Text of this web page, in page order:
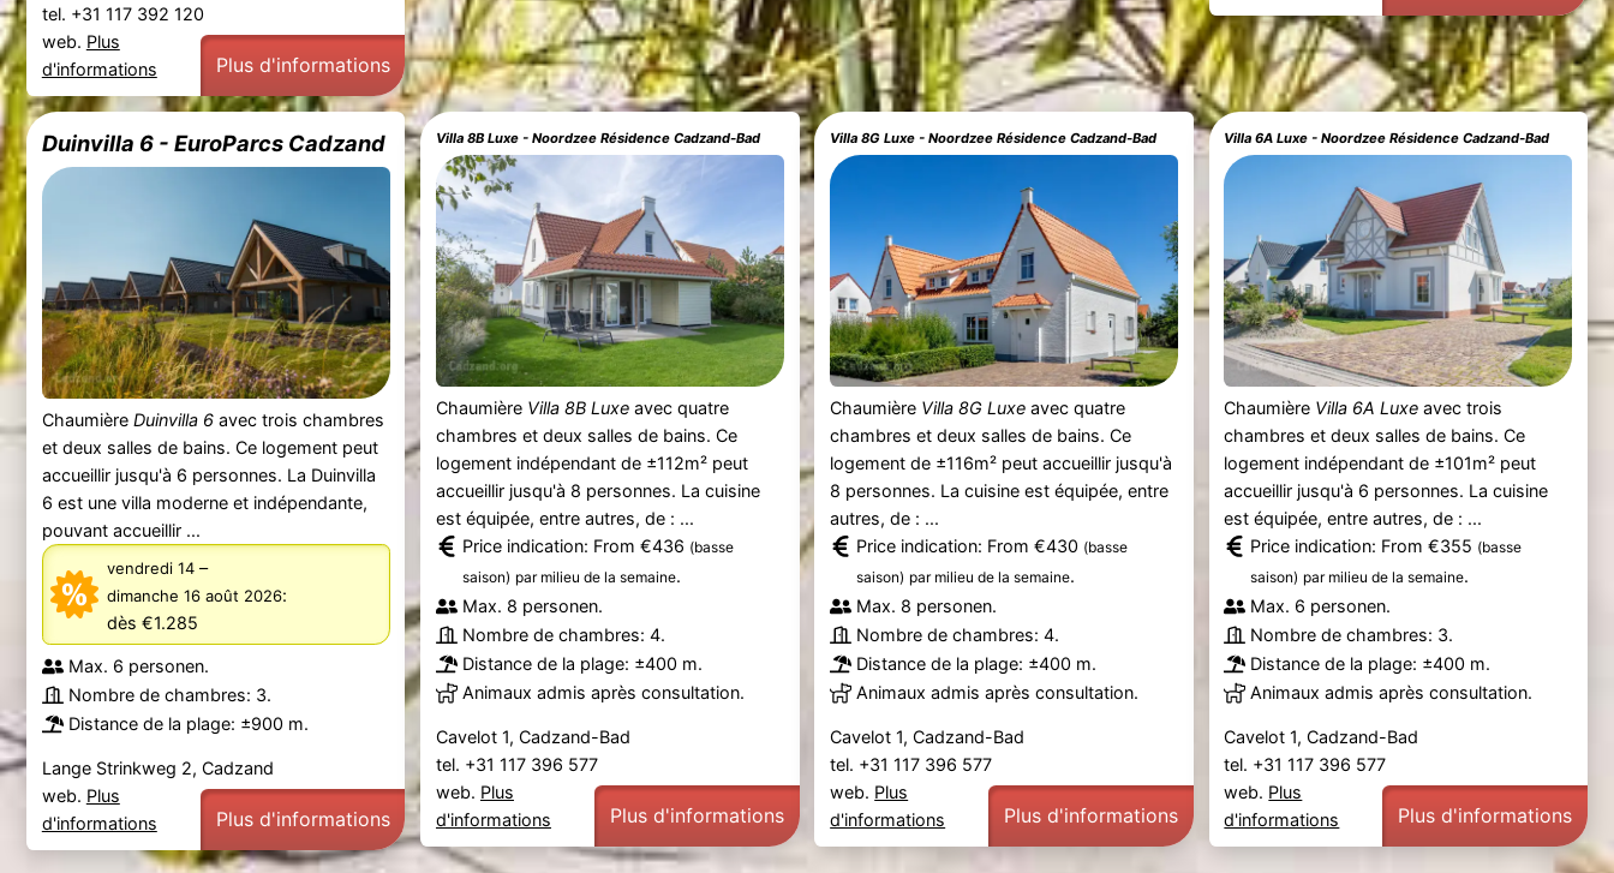
tel. +31 117 392 120
web. Plus
d'informations
Plus d'informations
Duinvilla 6 - EuroParcs Cadzand
Chaumière Duinvilla 6avec trois chambres
et deux salles de bains. Ce logement peut
accueillir jusqu'à 6 personnes. La Duinvilla
6 est une villa moderne et indépendante,
pouvant accueillir ...
vendredi 14–
dimanche 16 août 2026:
dès €1.285
Max. 6 personen.
Nombre de chambres: 3.
Distance de la plage: ±900 m.
Lange Strinkweg 2, Cadzand
web. Plus
d'informations
Plus d'informations
Villa 8B Luxe - Noordzee Résidence Cadzand-Bad
Chaumière Villa 8B Luxeavec quatre
chambres et deux salles de bains. Ce
logement indépendant de ±112m² peut
accueillir jusqu'à 8 personnes. La cuisine
est équipée, entre autres, de : ...
Price indication: From €436 (basse
saison) par milieu de la semaine.
Max. 8 personen.
Nombre de chambres: 4.
Distance de la plage: ±400 m.
Animaux admis après consultation.
Cavelot 1, Cadzand-Bad
tel. +31 117 396 577
web. Plus
d'informations
Plus d'informations
Villa 8G Luxe - Noordzee Résidence Cadzand-Bad
Chaumière Villa 8G Luxe avec quatre
chambres et deux salles de bains. Ce
logement de ±116m² peut accueillir jusqu'à
8 personnes. La cuisine est équipée, entre
autres, de : ...
Price indication: From €430 (basse
saison) par milieu de la semaine.
Max. 8 personen.
Nombre de chambres: 4.
Distance de la plage: ±400 m.
Animaux admis après consultation.
Cavelot 1, Cadzand-Bad
tel. +31 117 396 577
web. Plus
d'informations
Plus d'informations
Villa 6A Luxe - Noordzee Résidence Cadzand-Bad
Chaumière Villa 6A Luxe avec trois
chambres et deux salles de bains. Ce
logement indépendant de ±101m² peut
accueillir jusqu'à 6 personnes. La cuisine
est équipée, entre autres, de : ...
Price indication: From €355 (basse
saison) par milieu de la semaine.
Max. 6 personen.
Nombre de chambres: 3.
Distance de la plage: ±400 m.
Animaux admis après consultation.
Cavelot 1, Cadzand-Bad
tel. +31 117 396 577
web. Plus
d'informations
Plus d'informations